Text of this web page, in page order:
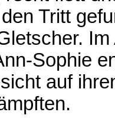
Tritt
Sophie
auf